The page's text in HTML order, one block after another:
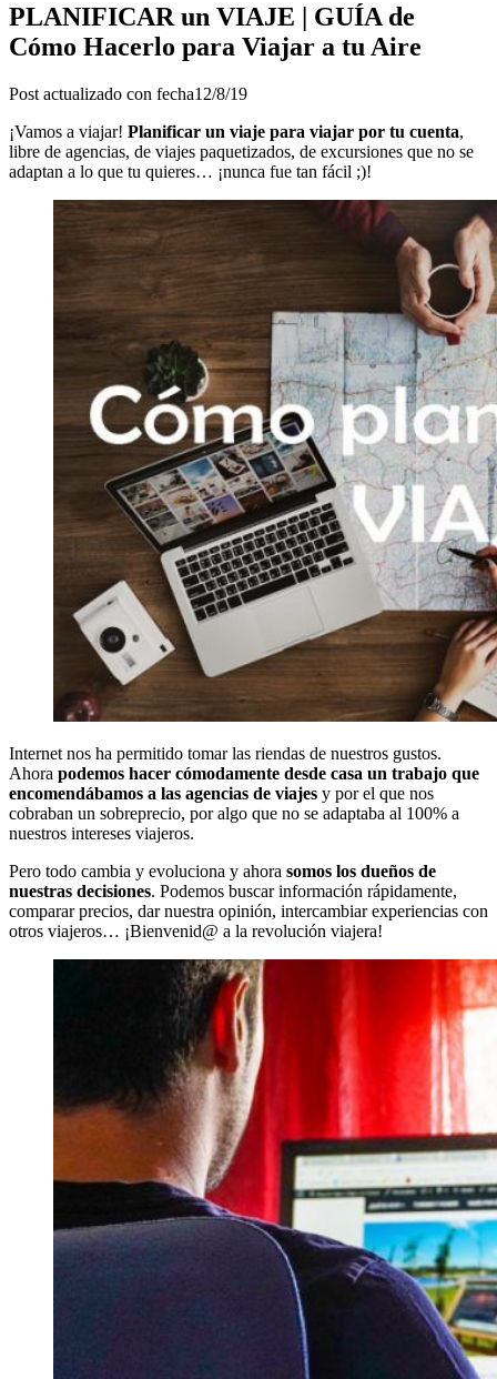
PLANIFICAR un VIAJE | GUÍA de
Cómo Hacerlo para Viajar a tu Aire
Post actualizado con fecha12/8/19
¡Vamos a viajar! Planificar un viaje para viajar por tu cuenta,
libre de agencias, de viajes paquetizados, de excursiones que no se
adaptan a lo que tu quieres… ¡nunca fue tan fácil ;)!
Internet nos ha permitido tomar las riendas de nuestros gustos.
Ahora podemos hacer cómodamente desde casa un trabajo que
encomendábamos a las agencias de viajes y por el que nos
cobraban un sobreprecio, por algo que no se adaptaba al 100% a
nuestros intereses viajeros.
Pero todo cambia y evoluciona y ahora somos los dueños de
nuestras decisiones. Podemos buscar información rápidamente,
comparar precios, dar nuestra opinión, intercambiar experiencias con
otros viajeros… ¡Bienvenid@ a la revolución viajera!